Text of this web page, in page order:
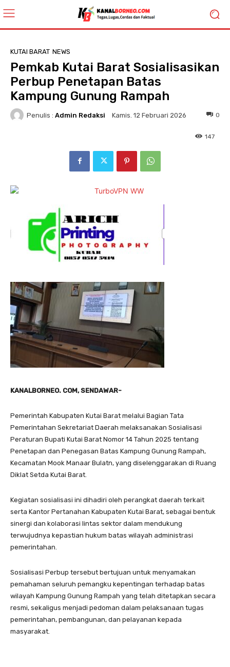
KUTAI BARAT NEWS
Pemkab Kutai Barat Sosialisasikan
Perbup Penetapan Batas
Kampung Gunung Rampah
Penulis : Admin Redaksi Kamis. 12 Februari 2026 0
147
KANALBORNEO. COM, SENDAWAR-
Pemerintah Kabupaten Kutai Barat melalui Bagian Tata
Pemerintahan Sekretariat Daerah melaksanakan Sosialisasi
Peraturan Bupati Kutai Barat Nomor 14 Tahun 2025 tentang
Penetapan dan Penegasan Batas Kampung Gunung Rampah,
Kecamatan Mook Manaar Bulatn, yang diselenggarakan di Ruang
Diklat Setda Kutai Barat.
Kegiatan sosialisasi ini dihadiri oleh perangkat daerah terkait
serta Kantor Pertanahan Kabupaten Kutai Barat, sebagai bentuk
sinergi dan kolaborasi lintas sektor dalam mendukung
terwujudnya kepastian hukum batas wilayah administrasi
pemerintahan.
Sosialisasi Perbup tersebut bertujuan untuk menyamakan
pemahaman seluruh pemangku kepentingan terhadap batas
wilayah Kampung Gunung Rampah yang telah ditetapkan secara
resmi, sekaligus menjadi pedoman dalam pelaksanaan tugas
pemerintahan, pembangunan, dan pelayanan kepada
masyarakat.